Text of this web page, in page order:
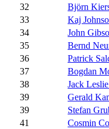
32
Björn
33
Kaj
34
John
35
Bernd
36
Patrick
37
Bogdan
38
Jack
39
Gerald
39
Stefan
41
Cosmin